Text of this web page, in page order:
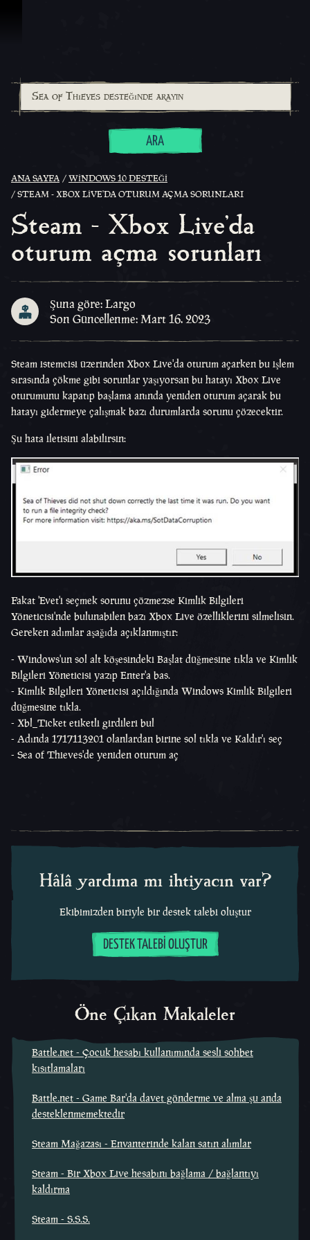
ARA
ANA SAYFA
WINDOWS 10 DESTEĞI
STEAM - XBOX LIVE'DA OTURUM AÇMA SORUNLARI
Steam - Xbox Live'da
oturum açma sorunları
Şuna göre: Largo
Son Güncellenme: Mart 16. 2023
Steam istemcisi üzerinden Xbox Live'da oturum açarken bu işlem
sırasında çökme gibi sorunlar yaşıyorsan bu hatayı Xbox Live
oturumunu kapatıp başlama anında yeniden oturum açarak bu
hatayı gidermeye çalışmak bazı durumlarda sorunu çözecektir.
Şu hata iletisini alabilirsin:
Fakat 'Evet'i seçmek sorunu çözmezse Kimlik Bilgileri
Yöneticisi'nde bulunabilen bazı Xbox Live özelliklerini silmelisin.
Gereken adımlar aşağıda açıklanmıştır:
- Windows'un sol alt köşesindeki Başlat düğmesine tıkla ve Kimlik
Bilgileri Yöneticisi yazıp Enter'a bas.
- Kimlik Bilgileri Yöneticisi açıldığında Windows Kimlik Bilgileri
düğmesine tıkla.
- Xbl_Ticket etiketli girdileri bul
- Adında 1717113201 olanlardan birine sol tıkla ve Kaldır'ı seç
- Sea of Thieves'de yeniden oturum aç
Hâlâ yardıma mı ihtiyacın var?
Ekibimizden biriyle bir destek talebi oluştur
DESTEK TALEBI OLUŞTUR
Öne Çıkan Makaleler
Battle.net - Çocuk hesabı kullanımında sesli sohbet
kısıtlamaları
Battle.net - Game Bar'da davet gönderme ve alma şu anda
desteklenmemektedir
Steam Mağazası - Envanterinde kalan satın alımlar
Steam - Bir Xbox Live hesabını bağlama / bağlantıyı
kaldırma
Steam - S.S.S.